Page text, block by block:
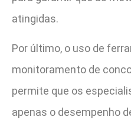
atingidas.
Por último, o uso de
monitoramento de
permite que os
apenas o desempenho